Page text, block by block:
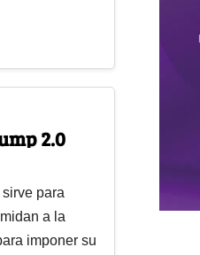
2.0
para
a la
imponer su